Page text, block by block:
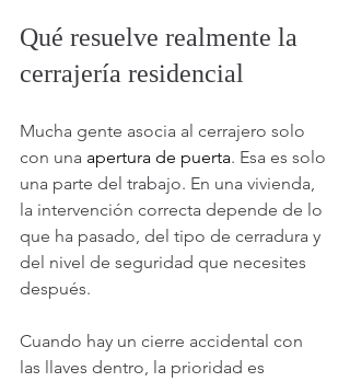
Qué resuelve realmente la
cerrajería residencial
Mucha gente asocia al cerrajero solo
con una apertura de puerta. Esa es solo
una parte del trabajo. En una vivienda,
la intervención correcta depende de lo
que ha pasado, del tipo de cerradura y
del nivel de seguridad que necesites
después.
Cuando hay un cierre accidental con
las llaves dentro, la prioridad es